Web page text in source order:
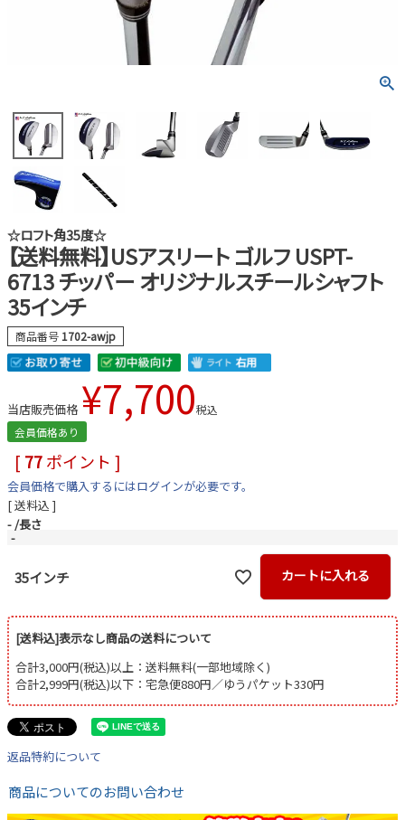
☆ロフト角35度☆
【送料無料】USアスリート ゴルフ USPT-
6713 チッパー オリジナルスチールシャフト
35インチ
商品番号 1702-awjp
当店販売価格 ¥7,700税込
会員価格あり
[ 77ポイント ]
会員価格で購入するにはログインが必要です。
送料込
- 長さ
-
35インチ カートに入れる
[送料込]表示なし商品の送料について
合計3,000円(税込)以上：送料無料(一部地域除く)
合計2,999円(税込)以下：宅急便880円／ゆうパケット330円
返品特約について
商品についてのお問い合わせ